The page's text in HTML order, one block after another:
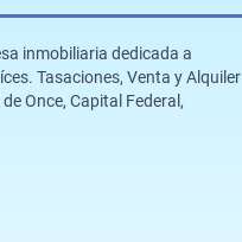
inmobiliaria dedicada a
Tasaciones, Venta y Alquiler
Once, Capital Federal,